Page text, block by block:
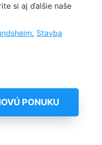
si aj ďalšie naše
, Stavba
PONUKU